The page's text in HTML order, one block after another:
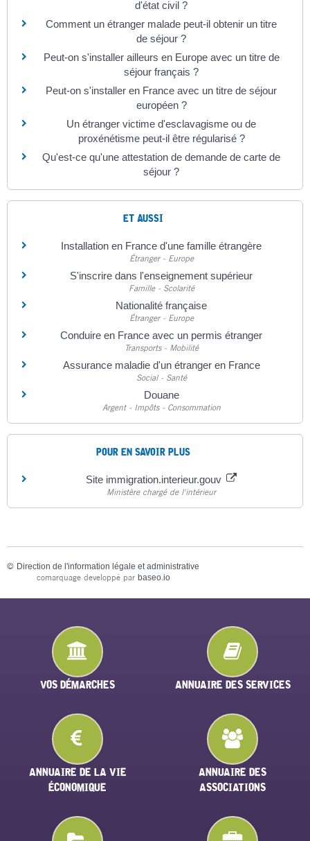
d'état civil ?
Comment un étranger malade peut-il obtenir un titre
de séjour ?
Peut-on s'installer ailleurs en Europe avec un titre de
séjour français ?
Peut-on s'installer en France avec un titre de séjour
européen ?
Un étranger victime d'esclavagisme ou de
proxénétisme peut-il être régularisé ?
Qu'est-ce qu'une attestation de demande de carte de
séjour ?
ET AUSSI
Installation en France d'une famille étrangère
Étranger - Europe
S'inscrire dans l'enseignement supérieur
Famille - Scolarité
Nationalité française
Étranger - Europe
Conduire en France avec un permis étranger
Transports - Mobilité
Assurance maladie d'un étranger en France
Social - Santé
Douane
Argent - Impôts - Consommation
POUR EN SAVOIR PLUS
Site immigration.interieur.gouv
Ministère chargé de l'intérieur
© Direction de l'information légale et administrative
comarquage developpé par baseo.io
VOS DÉMARCHES ANNUAIRE DES SERVICES
ANNUAIRE DE LA VIE
ÉCONOMIQUE
ANNUAIRE DES
ASSOCIATIONS